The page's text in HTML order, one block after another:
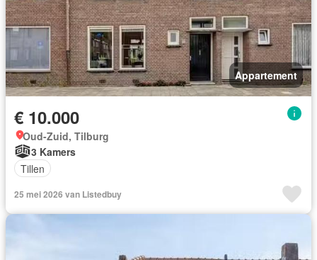
Appartement
€ 10.000
Oud-Zuid, Tilburg
3 Kamers
Tillen
25 mei 2026 van Listedbuy